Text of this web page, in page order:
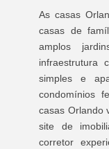
As casas
casas de
amplos
infraestrutura
simples e
condomínios
casas Orlando
site de
corretor